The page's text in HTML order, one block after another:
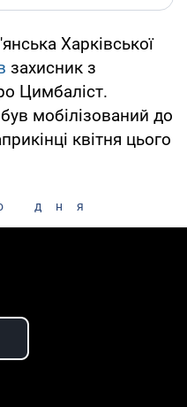
Харківської
захисник з
Цимбаліст.
мобілізований до
квітня цього
дня
Video